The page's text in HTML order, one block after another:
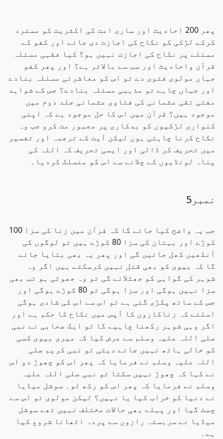
پھر 200 احادیث اور ساری امت کی اکثریت کو مسترد
کرکے لڑکی کو نکاح کی اجازت دی جائے اور کفو کے
مسئلے پر نکاح کی اجازت نہیں ہو؟ کیا فقہی مسئلہ
قرآن واحادیث اور سب سے بالاتر ہے؟ اور پھر کفو
جہاں مولوی فتوی دے تو اس کو معاشرتی مسئلہ بنادے
اور جہاں چاہے تو مذہبی مسئلہ بنادے؟ جس کے شواہد
مفتی تقی عثمانی کی فتاوی عثمانی جلد دوم میں
موجود ہیں؟ قرآن میں اس کا حل موجود ہے کہ اپنی
کنواری لڑکیوں کو بدکاری پر مجبور مت کرو جب وہ
نکاح کرنا چاہتی ہوں لیکن آیت کے ترجمہ اور تفسیر
میں تحریف کر ڈالی اور ایسی تحریف کہ اللہ کی
پناہ لونڈیوں کے چلانے سے اس کو منسلک کردیا۔
نمبر5
جب یہ واضح کیا جائے گا کہ قرآن میں زنا کی سزا 100
کوڑے اور بہتان کی سزا 80 کوڑے ہیں تو لوگوں کی
آنکھیں کھل جائیں گی اور پھر یہ بھی بتایا جائے
گا کہ بیوی کو بھی قتل نہیں کرسکتے ہیں اگر وہ
شوہر کی گواہی کو جھٹلائے گی تو وہ جھوٹی ہو تب بھی
سزا نہیں ہوگی اور سزا ہوگی تو 80 کوڑے ہوگی اور
جس کے ساتھ پکڑی گئی ہے تو اس سے اس کی شادی ہوگی
اسلئے کہ زناکاروں کا آپس میں نکاح کا حکم ہے اور
اگر وہی شوہر رکھنا چاہیے گا تو ایک صحابی نے نبی
صلی اللہ علیہ وسلم سے عرض کیا کہ میری بیوی کسی
کو خالی ہاتھ نہیں جائے دیتی تو نبی کریم صلی
اللہ علیہ وسلم نے فرمایا کہ پھر اس کو چھوڑ دو اس
نے کہا کہ چھوڑ نہیں سکتا تو نبی صلی اللہ علیہ
وسلم نے فرمایا کہ پھر اس کو رکھ لو۔ سوشل میڈیا
نے دنیا کو خراب کیا یا نہیں؟ لیکن مولوی تو اس سے
چمٹ گیا اور پہلے بھی حالات مختلف نہیں تھے سوشل
میڈیا نے سربستہ رازوں سے پردہ اٹھانا شروع کیا
ہے۔